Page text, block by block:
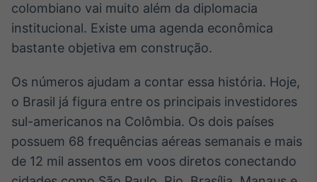
Em breve
Gestão de
Investimentos
Em breve
colombiano vai muito além da diplomacia
institucional. Existe uma agenda econômica
bastante objetiva em construção.
Os números ajudam a contar essa história. Hoje,
o Brasil já figura entre os principais investidores
sul-americanos na Colômbia. Os dois países
possuem 68 frequências aéreas semanais e mais
de 12 mil assentos em voos diretos conectando